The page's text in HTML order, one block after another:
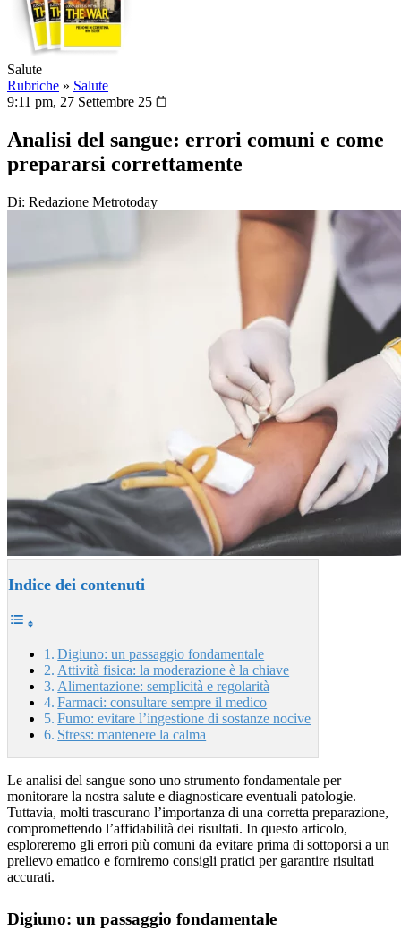
Salute
Rubriche » Salute
9:11 pm, 27 Settembre 25
Analisi del sangue: errori comuni e come
prepararsi correttamente
Di: Redazione Metrotoday
Indice dei contenuti
Digiuno: un passaggio fondamentale
Attività fisica: la moderazione è la chiave
Alimentazione: semplicità e regolarità
Farmaci: consultare sempre il medico
Fumo: evitare l’ingestione di sostanze nocive
Stress: mantenere la calma
Le analisi del sangue sono uno strumento fondamentale per
monitorare la nostra salute e diagnosticare eventuali patologie.
Tuttavia, molti trascurano l’importanza di una corretta preparazione,
compromettendo l’affidabilità dei risultati. In questo articolo,
esploreremo gli errori più comuni da evitare prima di sottoporsi a un
prelievo ematico e forniremo consigli pratici per garantire risultati
accurati.
Digiuno: un passaggio fondamentale